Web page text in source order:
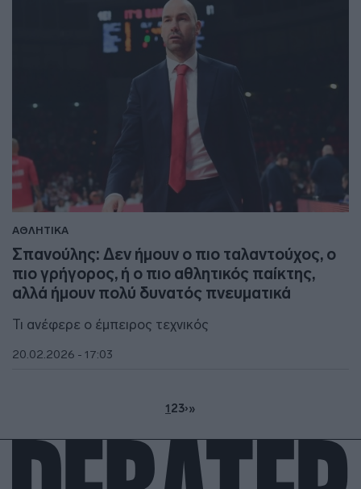
ΑΘΛΗΤΙΚΑ
Σπανούλης: Δεν ήμουν ο πιο ταλαντούχος, ο
πιο γρήγορος, ή ο πιο αθλητικός παίκτης,
αλλά ήμουν πολύ δυνατός πνευματικά
Τι ανέφερε ο έμπειρος τεχνικός
20.02.2026 - 17:03
123›»